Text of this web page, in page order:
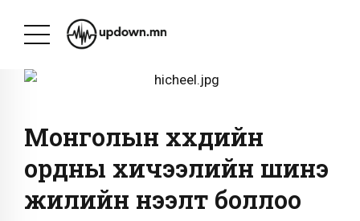
Монголын хүүхдийн
ордны хичээлийн шинэ
жилийн нээлт боллоо